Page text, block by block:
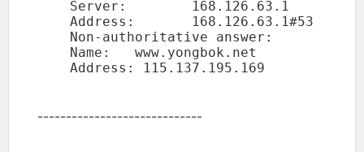
    Server:        168.126.63.1
    Address:       168.126.63.1#53
    Non-authoritative answer:
    Name:   www.yongbok.net
    Address: 115.137.195.169
-----------------------------